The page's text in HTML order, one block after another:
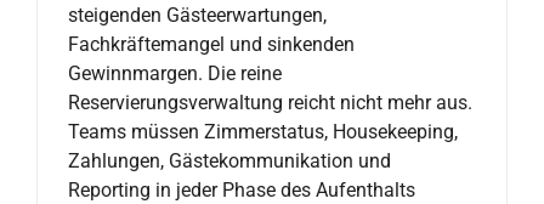
steigenden Gästeerwartungen,
Fachkräftemangel und sinkenden
Gewinnmargen. Die reine
Reservierungsverwaltung reicht nicht mehr aus.
Teams müssen Zimmerstatus, Housekeeping,
Zahlungen, Gästekommunikation und
Reporting in jeder Phase des Aufenthalts